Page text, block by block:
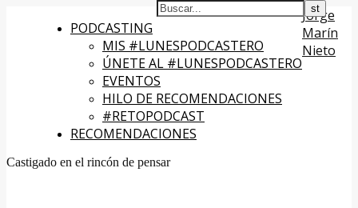
PODCASTING
MIS #LUNESPODCASTERO
ÚNETE AL #LUNESPODCASTERO
EVENTOS
HILO DE RECOMENDACIONES
#RETOPODCAST
RECOMENDACIONES
Jorge
Marín
Nieto
Castigado en el rincón de pensar